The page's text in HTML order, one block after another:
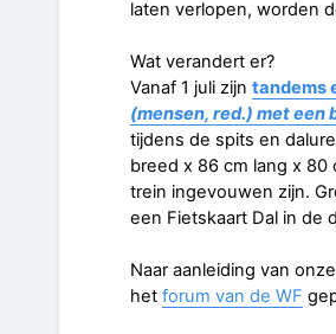
laten verlopen, worden
Wat verandert er?
Vanaf 1 juli zijn tandems
(mensen, red.) met een
tijdens de spits en
breed x 86 cm lang x
trein ingevouwen zijn.
een Fietskaart Dal in de
Naar aanleiding van
het forum van de WF